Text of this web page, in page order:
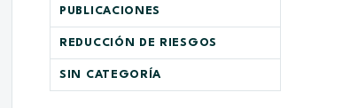
PUBLICACIONES
REDUCCIÓN DE RIESGOS
SIN CATEGORÍA